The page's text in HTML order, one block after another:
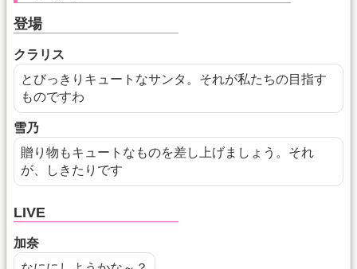
登場
クラリス
とびっきりキュートなサンタ。それが私たちの目指す
ものですわ
雪乃
贈り物もキュートなものを差し上げましょう。それ
が、しきたりです
LIVE
加奈